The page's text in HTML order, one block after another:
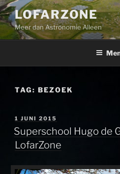
Ga
naar
de
inhoud
LOFARZONE
Meer dan Astronomie Alleen
TAG: BEZOEK
GEPLAATST
OP
1 JUNI 2015
Superschool Hugo de
LofarZone